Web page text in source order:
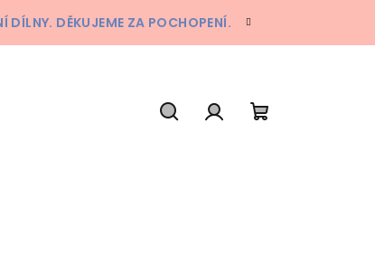
DĚKUJEME ZA POCHOPENÍ.